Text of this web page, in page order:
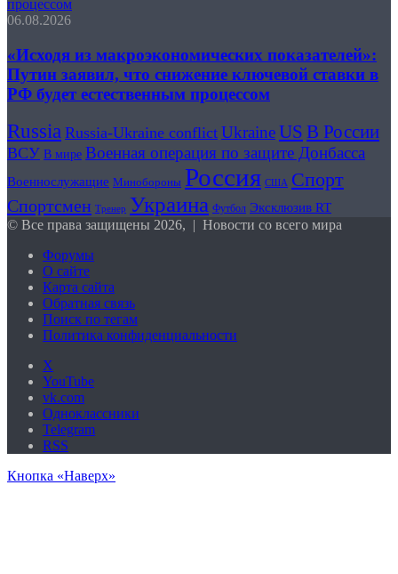
процессом
06.08.2026
«Исходя из макроэкономических показателей»:
Путин заявил, что снижение ключевой ставки в
РФ будет естественным процессом
Russia Russia-Ukraine conflict UkraineUS В России
ВСУ В мире Военная операция по защите Донбасса
Военнослужащие Минобороны Россия США Спорт
Спортсмен Тренер Украина Футбол Эксклюзив RT
© Все права защищены 2026, | Новости со всего мира
Форумы
О сайте
Карта сайта
Обратная связь
Поиск по тегам
Политика конфиденциальности
X
YouTube
vk.com
Одноклассники
Telegram
RSS
Кнопка «Наверх»